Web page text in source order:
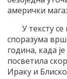
амерички
У тексту
споразума
година, када
посветила
Ираку и